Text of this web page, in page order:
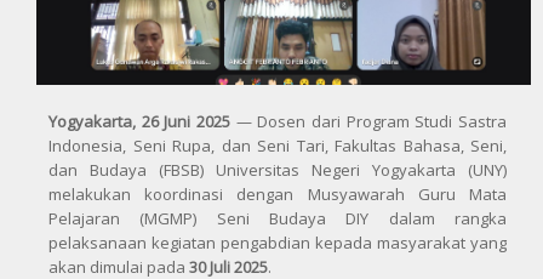
Yogyakarta, 26 Juni 2025 — Dosen dari Program Studi Sastra
Indonesia, Seni Rupa, dan Seni Tari, Fakultas Bahasa, Seni,
dan Budaya (FBSB) Universitas Negeri Yogyakarta (UNY)
melakukan koordinasi dengan Musyawarah Guru Mata
Pelajaran (MGMP) Seni Budaya DIY dalam rangka
pelaksanaan kegiatan pengabdian kepada masyarakat yang
akan dimulai pada 30 Juli 2025.